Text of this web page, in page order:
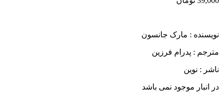
نویسنده : مارک جانسون
مترجم : پدرام فرزین
ناشر : نوین
در انبار موجود نمی باشد